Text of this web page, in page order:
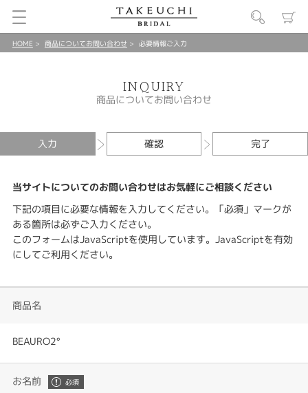
HOME 商品についてお問い合わせ 必要情報ご入力
INQUIRY
商品についてお問い合わせ
入力 確認 完了
当サイトについてのお問い合わせはお気軽にご相談ください
下記の項目に必要な情報を入力してください。「必須」マークが
ある箇所は必ずご入力ください。
このフォームはJavaScriptを使用しています。JavaScriptを有効
にしてご利用ください。
商品名
BEAURO2°
お名前